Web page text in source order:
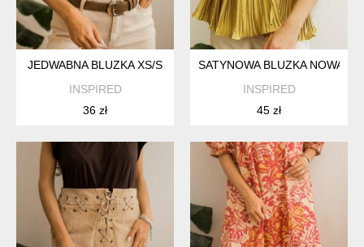
JEDWABNA BLUZKA XS/S
INSPIRED
36 zł
SATYNOWA BLUZKA NOWA S
INSPIRED
45 zł